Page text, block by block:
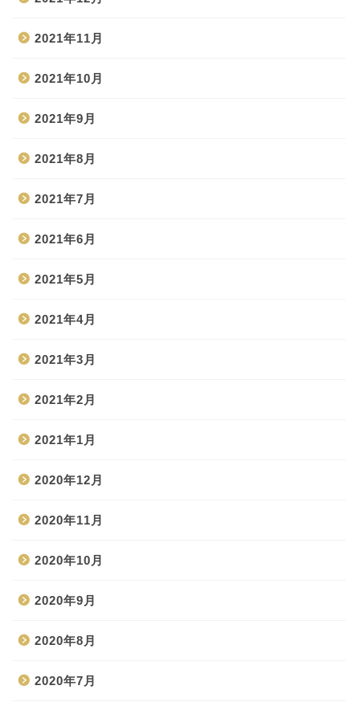
2021年11月
2021年10月
2021年9月
2021年8月
2021年7月
2021年6月
2021年5月
2021年4月
2021年3月
2021年2月
2021年1月
2020年12月
2020年11月
2020年10月
2020年9月
2020年8月
2020年7月